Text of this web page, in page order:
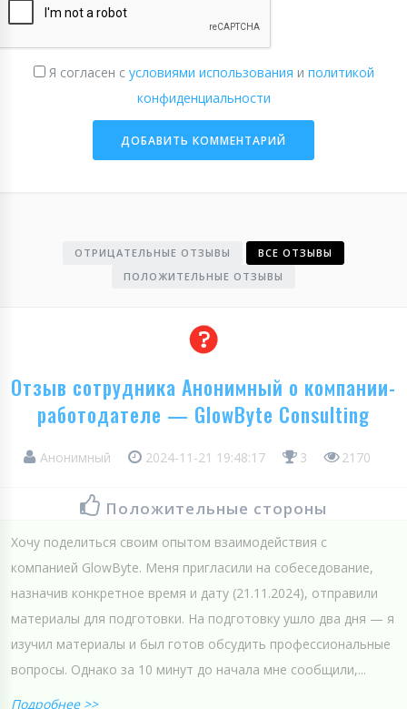
Я согласен с условиями использования и политикой
конфиденциальности
ОТРИЦАТЕЛЬНЫЕ ОТЗЫВЫ
ВСЕ ОТЗЫВЫ
ПОЛОЖИТЕЛЬНЫЕ ОТЗЫВЫ
Отзыв сотрудника Анонимный о компании-
работодателе — GlowByte Consulting
Анонимный 2024-11-21 19:48:17 3 2170
Положительные стороны
Хочу поделиться своим опытом взаимодействия с
компанией GlowByte. Меня пригласили на собеседование,
назначив конкретное время и дату (21.11.2024), отправили
материалы для подготовки. На подготовку ушло два дня — я
изучил материалы и был готов обсудить профессиональные
вопросы. Однако за 10 минут до начала мне сообщили,...
Подробнее >>